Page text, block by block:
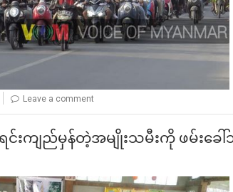
Leave a comment
းကျည်မှန်တဲ့အမျိုးသမီးကို ဖမ်းခေါ်
ဘာလျှော့မလဲ